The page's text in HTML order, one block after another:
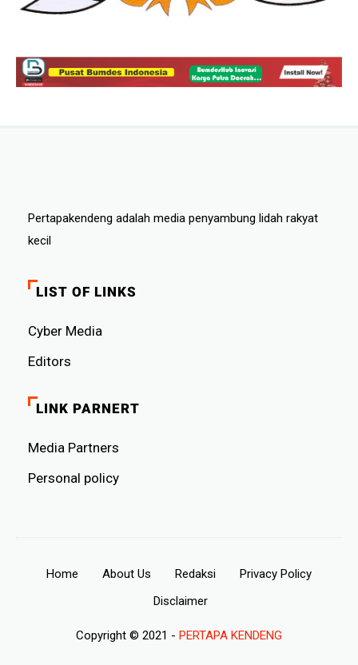
Pertapakendeng adalah media penyambung lidah rakyat
kecil
LIST OF LINKS
Cyber ​​Media
Editors
LINK PARNERT
Media Partners
Personal policy
Home About Us Redaksi
Privacy Policy
Disclaimer
Copyright © 2021 - PERTAPA KENDENG